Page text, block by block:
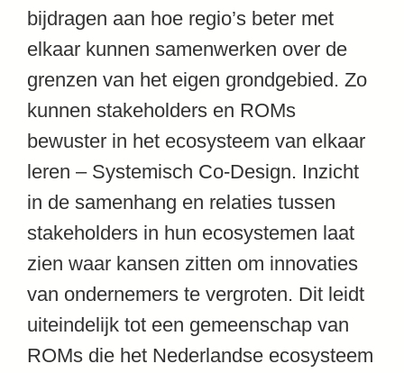
bijdragen aan hoe regio’s beter met
elkaar kunnen samenwerken over de
grenzen van het eigen grondgebied. Zo
kunnen stakeholders en ROMs
bewuster in het ecosysteem van elkaar
leren – Systemisch Co-Design. Inzicht
in de samenhang en relaties tussen
stakeholders in hun ecosystemen laat
zien waar kansen zitten om innovaties
van ondernemers te vergroten. Dit leidt
uiteindelijk tot een gemeenschap van
ROMs die het Nederlandse ecosysteem